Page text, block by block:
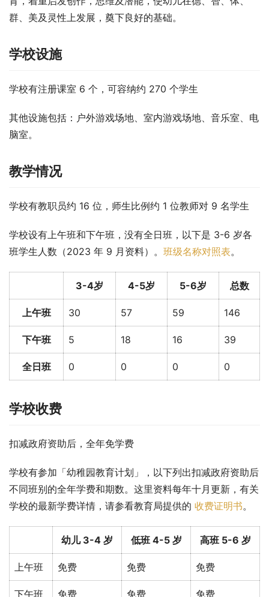
群、美及灵性上发展，奠下良好的基础。
学校设施
学校有注册课室 6 个，可容纳约 270 个学生
其他设施包括：户外游戏场地、室内游戏场地、音乐室、电
脑室。
教学情况
学校有教职员约 16 位，师生比例约 1 位教师对 9 名学生
学校设有上午班和下午班，没有全日班，以下是 3-6 岁各
班学生人数（2023 年 9 月资料）。 班级名称对照表。
3-4岁 4-5岁 5-6岁 总数
上午班 30 57 59 146
下午班 5 18 16 39
全日班 0 0 0 0
学校收费
扣减政府资助后，全年免学费
学校有参加「幼稚园教育计划」，以下列出扣减政府资助后
不同班别的全年学费和期数。这里资料每年十月更新，有关
学校的最新学费详情，请参看教育局提供的 收费证明书。
幼儿 3-4 岁 低班 4-5 岁 高班 5-6 岁
上午班 免费 免费 免费
下午班 免费 免费 免费